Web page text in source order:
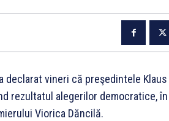
declarat vineri că preşedintele
rezultatul alegerilor democratice,
Viorica Dăncilă.